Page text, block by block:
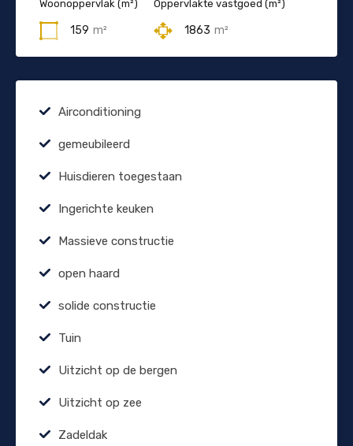
Woonoppervlak (m²)
159 m²
Oppervlakte vastgoed (m²)
1863 m²
Airconditioning
gemeubileerd
Huisdieren toegestaan
Ingerichte keuken
Massieve constructie
open haard
solide constructie
Tuin
Uitzicht op de bergen
Uitzicht op zee
Zadeldak